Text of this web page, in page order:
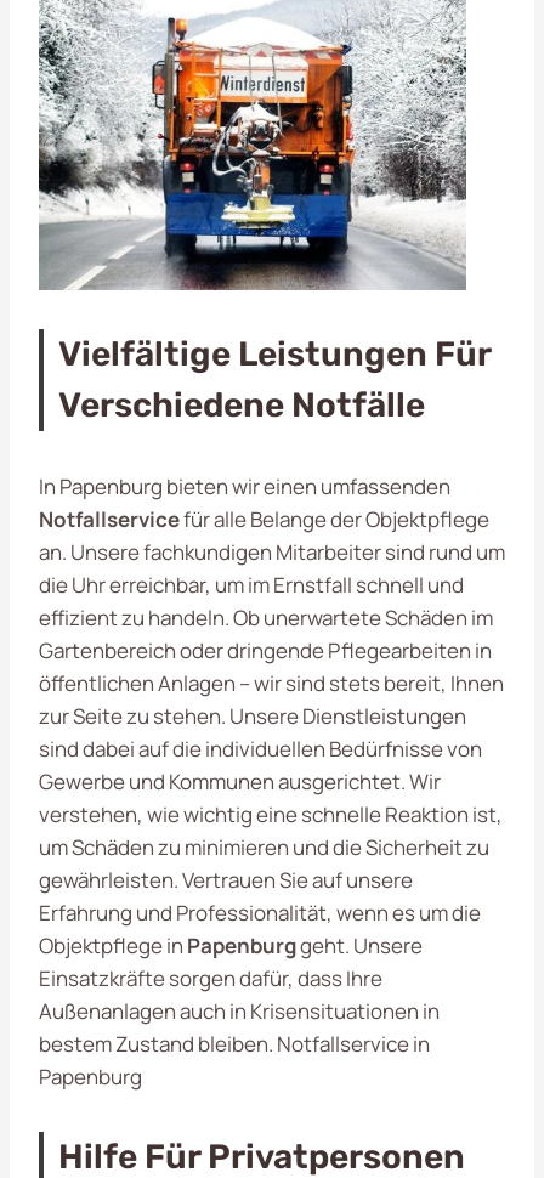
Vielfältige Leistungen Für
Verschiedene Notfälle
In Papenburg bieten wir einen umfassenden
Notfallservicefür alle Belange der Objektpflege
an. Unsere fachkundigen Mitarbeiter sind rund um
die Uhr erreichbar, um im Ernstfall schnell und
effizient zu handeln. Ob unerwartete Schäden im
Gartenbereich oder dringende Pflegearbeiten in
öffentlichen Anlagen – wir sind stets bereit, Ihnen
zur Seite zu stehen. Unsere Dienstleistungen
sind dabei auf die individuellen Bedürfnisse von
Gewerbe und Kommunen ausgerichtet. Wir
verstehen, wie wichtig eine schnelle Reaktion ist,
um Schäden zu minimieren und die Sicherheit zu
gewährleisten. Vertrauen Sie auf unsere
Erfahrung und Professionalität, wenn es um die
Objektpflege in Papenburggeht. Unsere
Einsatzkräfte sorgen dafür, dass Ihre
Außenanlagen auch in Krisensituationen in
bestem Zustand bleiben. Notfallservice in
Papenburg
Hilfe Für Privatpersonen